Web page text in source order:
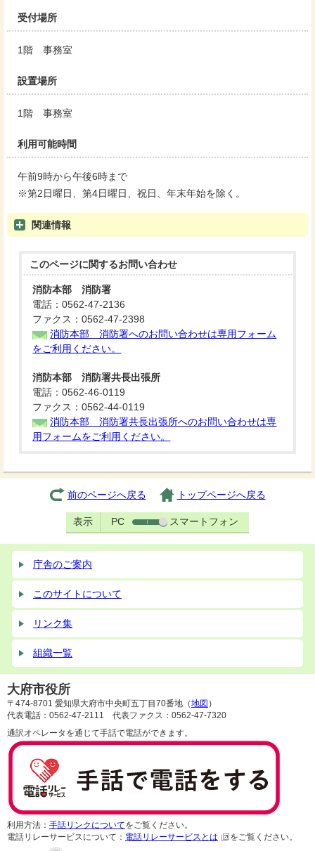
受付場所
1階 事務室
設置場所
1階 事務室
利用可能時間
午前9時から午後6時まで
※第2日曜日、第4日曜日、祝日、年末年始を除く。
関連情報
このページに関するお問い合わせ
消防本部 消防署
電話：0562-47-2136
ファクス：0562-47-2398
消防本部 消防署へのお問い合わせは専用フォーム
をご利用ください。
消防本部 消防署共長出張所
電話：0562-46-0119
ファクス：0562-44-0119
消防本部 消防署共長出張所へのお問い合わせは専
用フォームをご利用ください。
前のページへ戻る トップページへ戻る
表示 PC スマートフォン
庁舎のご案内
このサイトについて
リンク集
組織一覧
大府市役所
〒474-8701 愛知県大府市中央町五丁目70番地（地図 ）
代表電話：0562-47-2111 代表ファクス：0562-47-7320
通訳オペレータを通じて手話で電話ができます。
利用方法： 手話リンクについてをご覧ください。
電話リレーサービスについて： 電話リレーサービスとは をご覧ください。